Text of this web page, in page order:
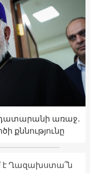
դատարանի առաջ․
քննությունը
է Ղազախստա՞ն